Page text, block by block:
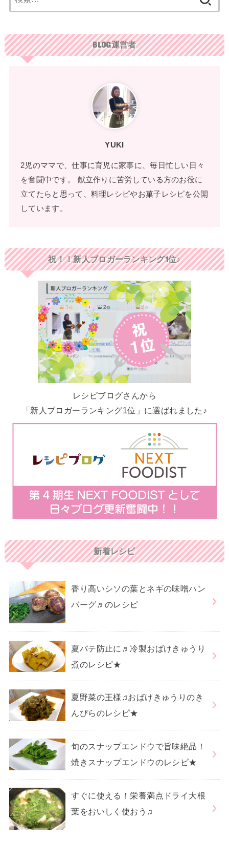
索:
BLOG運営者
YUKI
2児のママで、仕事に育児に家事に、毎日忙しい日々
を奮闘中です。 献立作りに苦労している方のお役に
立てたらと思って、料理レシピやお菓子レシピを公開
しています。
祝！！新人ブロガーランキング1位♪
レシピブログさんから
「新人ブロガーランキング1位」に選ばれました♪
新着レシピ
香り高いシソの葉とネギの味噌ハン
バーグ♬のレシピ
夏バテ防止に♬冷製おばけきゅうり
煮のレシピ★
夏野菜の王様♫おばけきゅうりのき
んぴらのレシピ★
旬のスナップエンドウで旨味絶品！
焼きスナップエンドウのレシピ★
すぐに使える！栄養満点ドライ大根
葉をおいしく使おう♫